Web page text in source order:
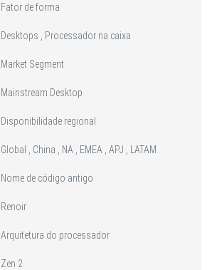
Fator de forma
Desktops , Processador na caixa
Market Segment
Mainstream Desktop
Disponibilidade regional
Global , China , NA , EMEA , APJ , LATAM
Nome de código antigo
Renoir
Arquitetura do processador
Zen 2